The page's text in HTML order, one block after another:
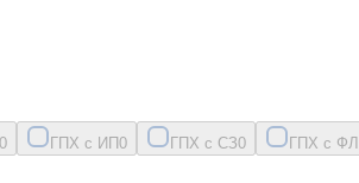
0 ГПХ с ИП0 ГПХ с СЗ0 ГПХ с ФЛ